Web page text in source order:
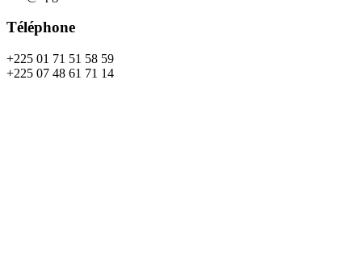
Téléphone
+225 01 71 51 58 59
+225 07 48 61 71 14